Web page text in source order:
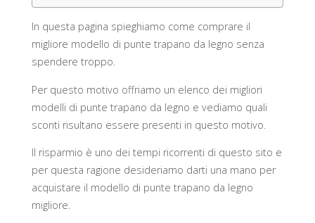
In questa pagina spieghiamo come comprare il
migliore modello di punte trapano da legno senza
spendere troppo.
Per questo motivo offriamo un elenco dei migliori
modelli di punte trapano da legno e vediamo quali
sconti risultano essere presenti in questo motivo.
Il risparmio è uno dei tempi ricorrenti di questo sito e
per questa ragione desideriamo darti una mano per
acquistare il modello di punte trapano da legno
migliore.